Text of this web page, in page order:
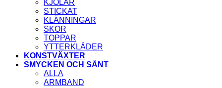
KJOLAR
STICKAT
KLÄNNINGAR
SKOR
TOPPAR
YTTERKLÄDER
KONSTVÄXTER
SMYCKEN OCH SÅNT
ALLA
ARMBAND